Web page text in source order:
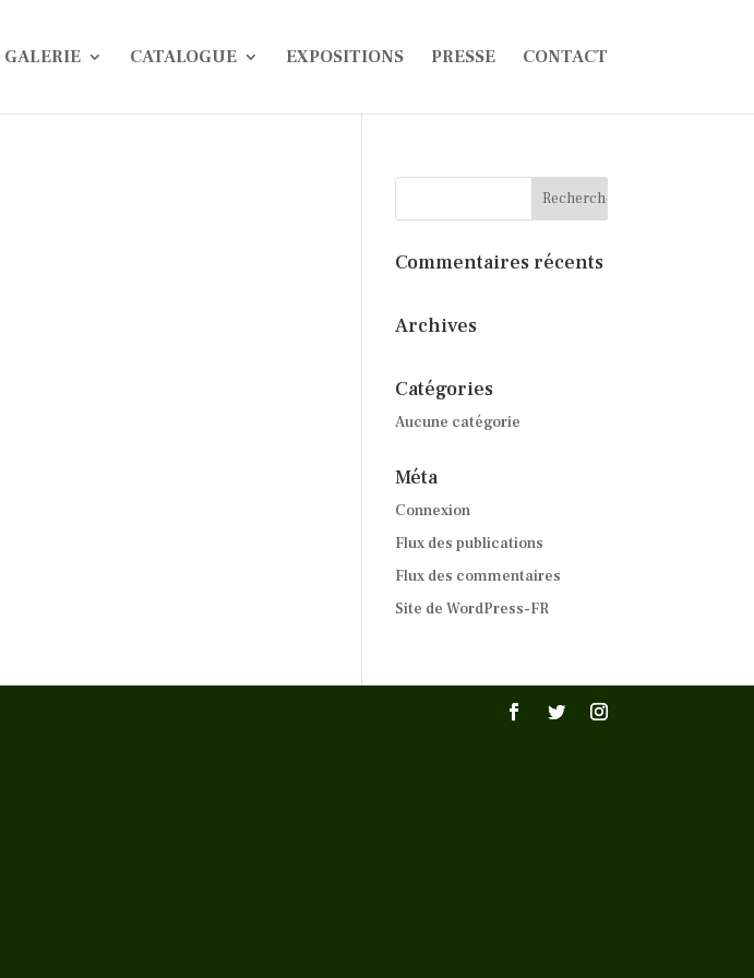
GALERIE CATALOGUE EXPOSITIONS PRESSE CONTACT
Commentaires récents
Archives
Catégories
Aucune catégorie
Méta
Connexion
Flux des publications
Flux des commentaires
Site de WordPress-FR